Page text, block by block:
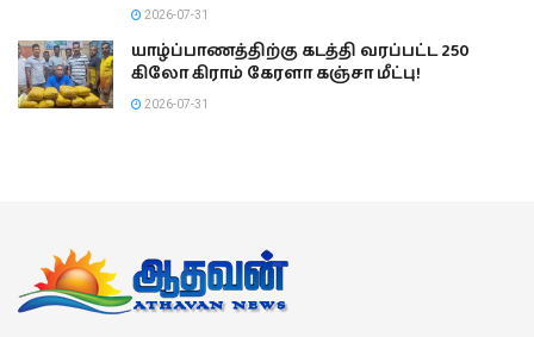
2026-07-31
யாழ்ப்பாணத்திற்கு கடத்தி வரப்பட்ட 250
கிலோ கிராம் கேரளா கஞ்சா மீட்பு!
2026-07-31